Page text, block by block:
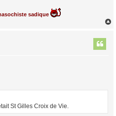
sadique
St Gilles Croix de Vie.